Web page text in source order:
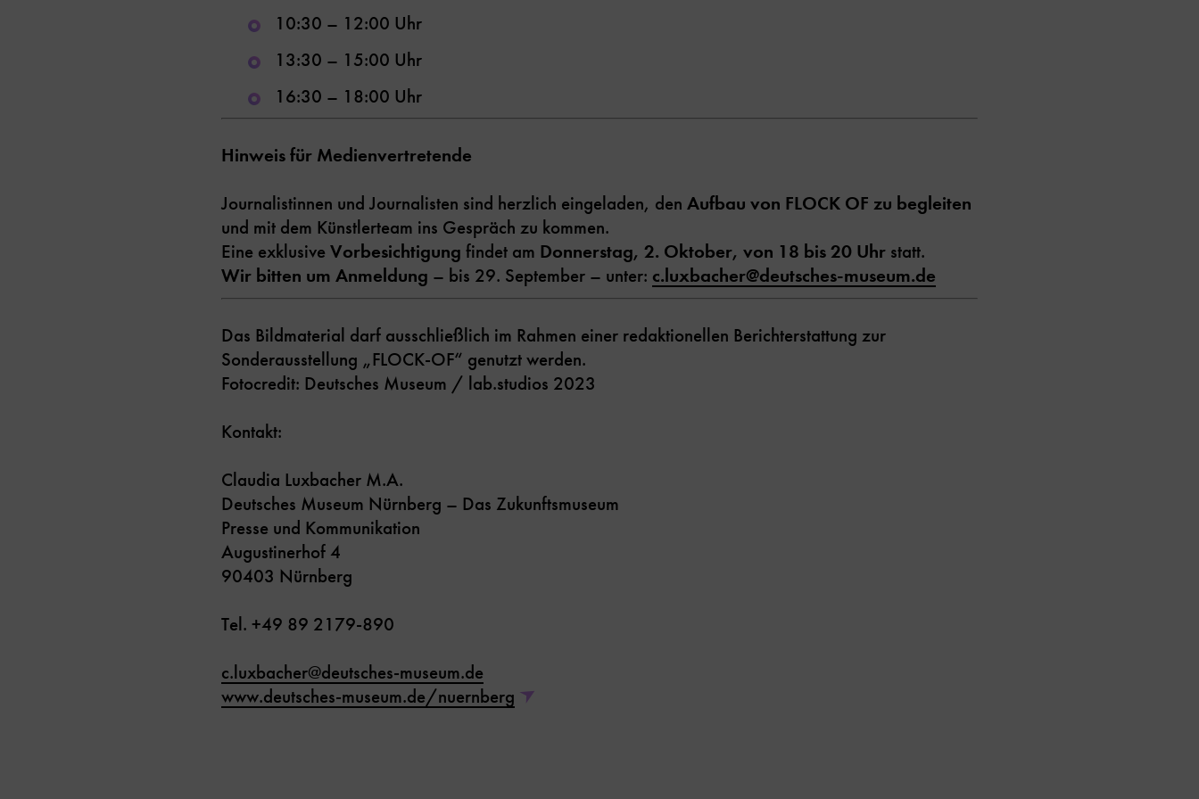
10:30 – 12:00 Uhr
13:30 – 15:00 Uhr
16:30 – 18:00 Uhr
Hinweis für Medienvertretende
Journalistinnen und Journalisten sind herzlich eingeladen, den Aufbau von FLOCK OF zu begleiten
und mit dem Künstlerteam ins Gespräch zu kommen.
Eine exklusive Vorbesichtigung findet am Donnerstag, 2. Oktober, von 18 bis 20 Uhr statt.
Wir bitten um Anmeldung – bis 29. September – unter: c.luxbacher@deutsches-museum.de
Das Bildmaterial darf ausschließlich im Rahmen einer redaktionellen Berichterstattung zur
Sonderausstellung „FLOCK-OF“ genutzt werden.
Fotocredit: Deutsches Museum / lab.studios 2023
Kontakt:
Claudia Luxbacher M.A.
Deutsches Museum Nürnberg – Das Zukunftsmuseum
Presse und Kommunikation
Augustinerhof 4
90403 Nürnberg
Tel. +49 89 2179-890
c.luxbacher@deutsches-museum.de
www.deutsches-museum.de/nuernberg